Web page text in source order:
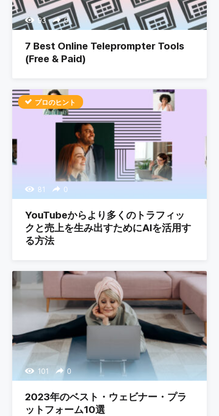
93 0
7 Best Online Teleprompter Tools
(Free & Paid)
プロのヒント
81 0
YouTubeからより多くのトラフィッ
クと売上を生み出すためにAIを活用す
る方法
101 0
2023年のベスト・ウェビナー・プラ
ットフォーム10選